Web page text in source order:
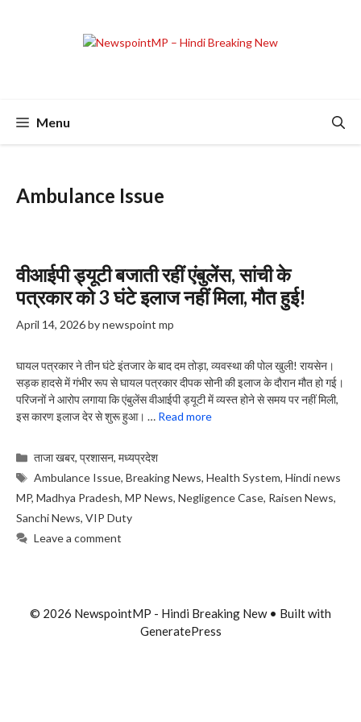
Menu
Ambulance Issue
वीआईपी ड्यूटी बजाती रहीं एंबुलेंस, सांची के
पत्रकार को 3 घंटे इलाज नहीं मिला, मौत हुई!
April 14, 2026bynewspoint mp
घायल पत्रकार ने तीन घंटे इंतजार के बाद दम तोड़ा, व्यवस्था की पोल खुली! रायसेन।
सड़क हादसे में गंभीर रूप से घायल पत्रकार दीपक सोनी की इलाज के दौरान मौत हो गई।
परिजनों ने आरोप लगाया कि एंबुलेंस वीआईपी ड्यूटी में व्यस्त होने से समय पर नहीं मिली,
इस कारण इलाज देर से शुरू हुआ। … Read more
Categories
ताजा खबर,प्रशासन,मध्यप्रदेश
Tags
Ambulance Issue,Breaking News,Health System,Hindi news
MP, Madhya Pradesh, MP News, Negligence Case, Raisen News,
Sanchi News, VIP Duty
Leave a comment
© 2026 NewspointMP - Hindi Breaking New• Built with
GeneratePress